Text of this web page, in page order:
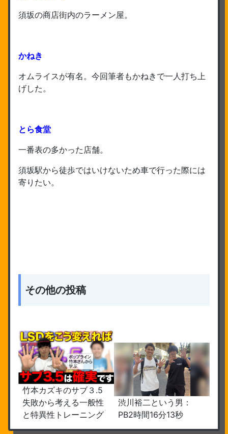
須坂の商店街内のラーメン屋。
かねき
オムライスが有名。今回筆者もかねきで一人打ち上
げした。
とら食堂
一番表の多かった店舗。
須坂駅から徒歩ではいけないため車で行った際には
寄りたい。
その他の投稿
竹本カズキのサブ３.5
失敗から考える一般性
と特異性トレーニング
渋川裕二という男：
PB2時間16分13秒